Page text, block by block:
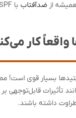
از ضدآفتاب با SPF بالا استفاده کنید.
واقعاً کار
بسیار قوی است!
تأثیرات قابل‌توجهی
داشته باشند.